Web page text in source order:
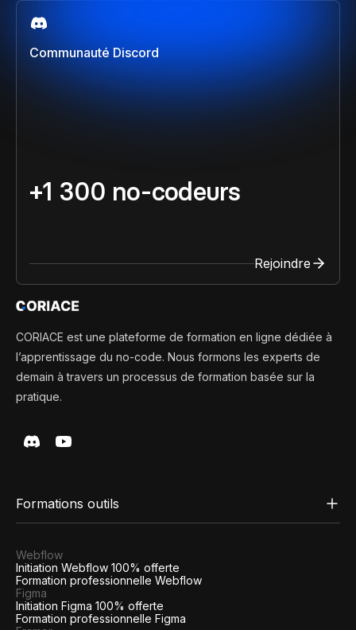
Communauté Discord
+1 300 no-codeurs
Rejoindre
CORIACE est une plateforme de formation en ligne dédiée à
l’apprentissage du no-code. Nous formons les experts de
demain à travers un processus de formation basée sur la
pratique.
Formations outils
Webflow
Initiation Webflow 100% offerte
Formation professionnelle Webflow
Figma
Initiation Figma 100% offerte
Formation professionnelle Figma